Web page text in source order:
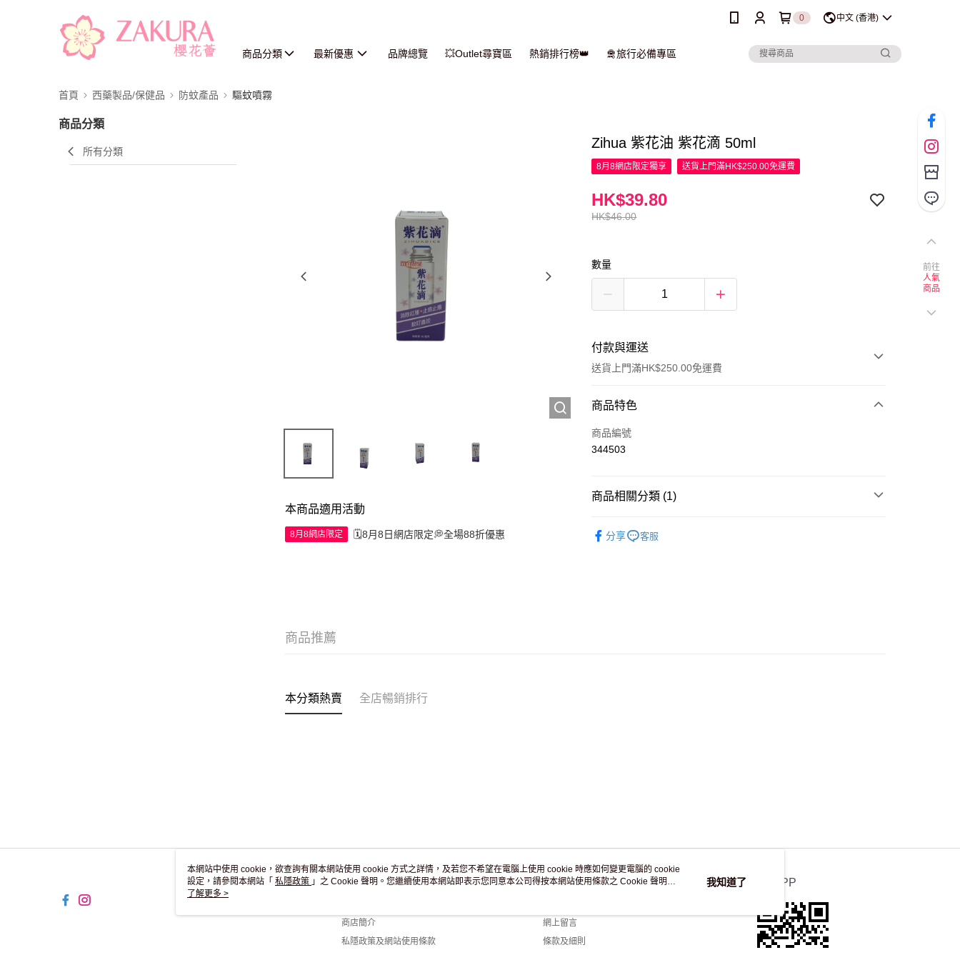
0 中文 (香港)
商品分類 最新優惠 品牌總覽 💥Outlet尋寶區 熱銷排行榜👑 🛅旅行必備專區
首頁 西藥製品/保健品 防蚊產品 驅蚊噴霧
商品分類
所有分類
本商品適用活動
8月8網店限定 🗓️8月8日網店限定💭全場88折優惠
Zihua 紫花油 紫花滴 50ml
8月8網店限定獨享 送貨上門滿HK$250.00免運費
HK$46.00
HK$39.80
數量
付款與運送
送貨上門滿HK$250.00免運費
付款方式
信用卡
商品特色
商品編號
344503
商品相關分類 (1)
分享
客服
商品推薦
本分類熱賣 全店暢銷排行
關於我們
商店簡介
私隱政策及網站使用條款
客戶服務
網上留言
條款及細則
官方APP
前往
人氣
商品
本網站中使用 cookie，欲查詢有關本網站使用 cookie 方式之詳情，及若您不希望在電腦上使用 cookie 時應如何變更電腦的 cookie
設定，請參閱本網站「 私隱政策 」之 Cookie 聲明。您繼續使用本網站即表示您同意本公司得按本網站使用條款之 Cookie 聲明使
用 cookie。
了解更多 >
我知道了